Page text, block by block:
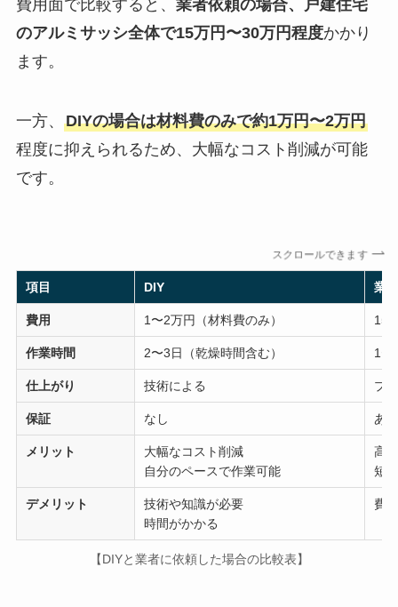
費用面で比較すると、 業者依頼の場合、戸建住宅
のアルミサッシ全体で15万円〜30万円程度かかり
ます。
一方、 DIYの場合は材料費のみで約1万円〜2万円
程度に抑えられるため、大幅なコスト削減が可能
です。
スクロールできます
項目 DIY 業
費用 1〜2万円（材料費のみ） 15
作業時間 2〜3日（乾燥時間含む） 1〜
仕上がり 技術による プ
保証 なし あ
メリット
大幅なコスト削減
自分のペースで作業可能
高
短
デメリット
技術や知識が必要
時間がかかる
費
【DIYと業者に依頼した場合の比較表】